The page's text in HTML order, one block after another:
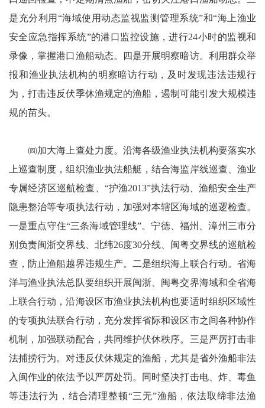
是充分利用“海域使用动态监视监测管理系统”和“海上渔业
安全应急指挥系统”的港口监控设施，进行24小时的监视和
录像，掌握港口渔船动态。四是开展明察暗访。利用群众举
报和渔业执法机构的明察暗访行动，及时发现违法违规行
为，打击违反伏季休渔规定的渔船，遏制可能引发大规模违
规的苗头。
㈣加大海上查处力度。沿海各级渔业执法机构要落实水
上巡查制度，组织渔业执法船艇，结合海监岸线巡查、渔业
专属经济区巡航检查、“护渔2013”执法行动、渔船安全生产
隐患整治等专项执法行动，加强对本辖区海域的巡逻检查。
一是重点守住“三条海域管理线”。宁德、福州、漳州三市分
别负责闽浙交界线、北纬26度30分线、闽粤交界线的巡航检
查，防止渔船越界违规生产。二是组织海上联合行动。省海
洋与渔业执法总队要组织开展闽浙、闽粤交界海域和全省海
上联合行动，沿海设区市渔业执法机构也要适时组织区域性
的专项执法联合行动，充分发挥省际和设区市之间各种协作
机制，加强联动配合，共同维护伏休秩序。三是严厉打击非
法捕捞行为。对违反伏休规定的渔船，尤其是省外渔船非法
入闽作业的依法予以严厉处罚。同时坚决打击电、炸、毒鱼
等违法行为，结合清理整顿“三无”渔船，依法取缔非法渔